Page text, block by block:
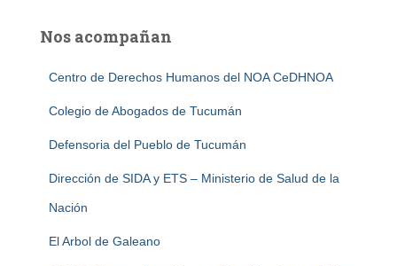
Nos acompañan
Centro de Derechos Humanos del NOA CeDHNOA
Colegio de Abogados de Tucumán
Defensoria del Pueblo de Tucumán
Dirección de SIDA y ETS – Ministerio de Salud de la
Nación
El Arbol de Galeano